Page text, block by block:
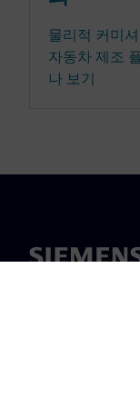
물리적 커미
자동차 제조
나 보기